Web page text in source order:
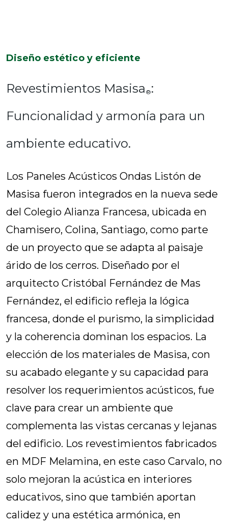
Diseño estético y eficiente
Revestimientos Masisa ®:
Funcionalidad y armonía para un
ambiente educativo.
Los Paneles Acústicos Ondas Listón de
Masisa fueron integrados en la nueva sede
del Colegio Alianza Francesa, ubicada en
Chamisero, Colina, Santiago, como parte
de un proyecto que se adapta al paisaje
árido de los cerros. Diseñado por el
arquitecto Cristóbal Fernández de Mas
Fernández, el edificio refleja la lógica
francesa, donde el purismo, la simplicidad
y la coherencia dominan los espacios. La
elección de los materiales de Masisa, con
su acabado elegante y su capacidad para
resolver los requerimientos acústicos, fue
clave para crear un ambiente que
complementa las vistas cercanas y lejanas
del edificio. Los revestimientos fabricados
en MDF Melamina, en este caso Carvalo, no
solo mejoran la acústica en interiores
educativos, sino que también aportan
calidez y una estética armónica, en